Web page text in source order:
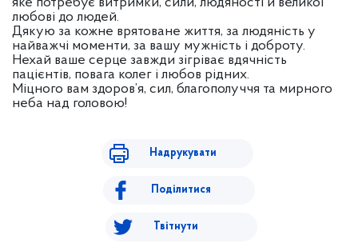
яке потребує витримки, сили, людяності й великої
любові до людей.
Дякую за кожне врятоване життя, за людяність у
найважчі моменти, за вашу мужність і доброту.
Нехай ваше серце завжди зігріває вдячність
пацієнтів, повага колег і любов рідних.
Міцного вам здоров’я, сил, благополуччя та мирного
неба над головою!
Надрукувати
Поділитися
Твітнути